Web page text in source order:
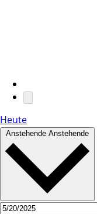
Heute
Anstehende Anstehende